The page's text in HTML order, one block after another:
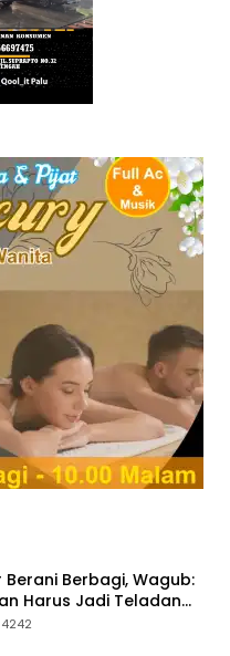
Berani Berbagi, Wagub:
Harus Jadi Teladan
4242